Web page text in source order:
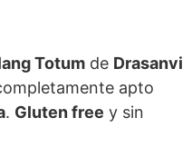
Totum de Drasanvi
apto
. Gluten free y sin